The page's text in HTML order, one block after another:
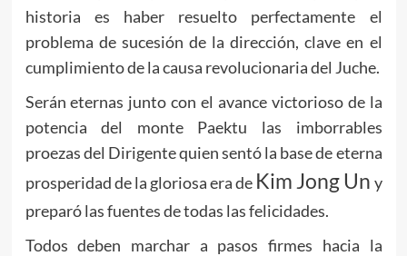
historia es haber resuelto perfectamente el
problema de sucesión de la dirección, clave en el
cumplimiento de la causa revolucionaria del Juche.
Serán eternas junto con el avance victorioso de la
potencia del monte Paektu las imborrables
proezas del Dirigente quien sentó la base de eterna
prosperidad de la gloriosa era de Kim Jong Un y
preparó las fuentes de todas las felicidades.
Todos deben marchar a pasos firmes hacia la